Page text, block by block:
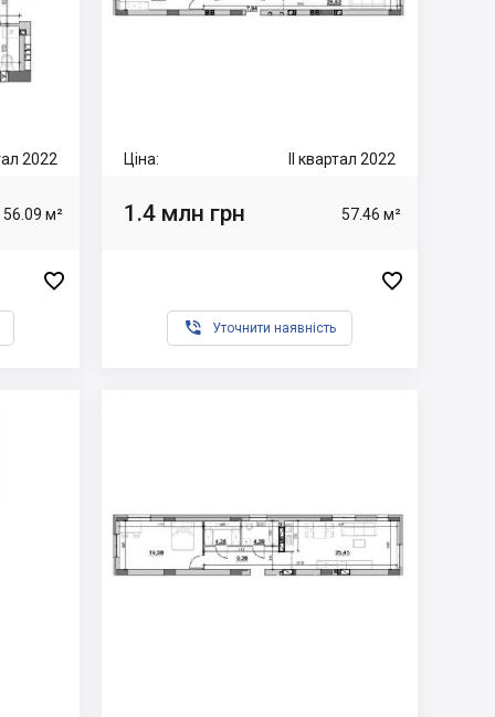
2022
56.09 м²

Ціна: II квартал 2022
1.4 млн грн 57.46 м²

 Уточнити наявність